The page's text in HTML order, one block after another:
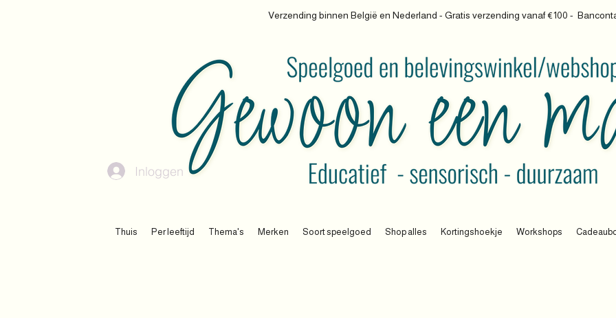
Verzending binnen België en Nederland - Gratis verzending vanaf €100 -
Thuis Per leeftijd Thema's Merken Soort speelgoed Shop alles Kortingshoekje Workshops
Inloggen